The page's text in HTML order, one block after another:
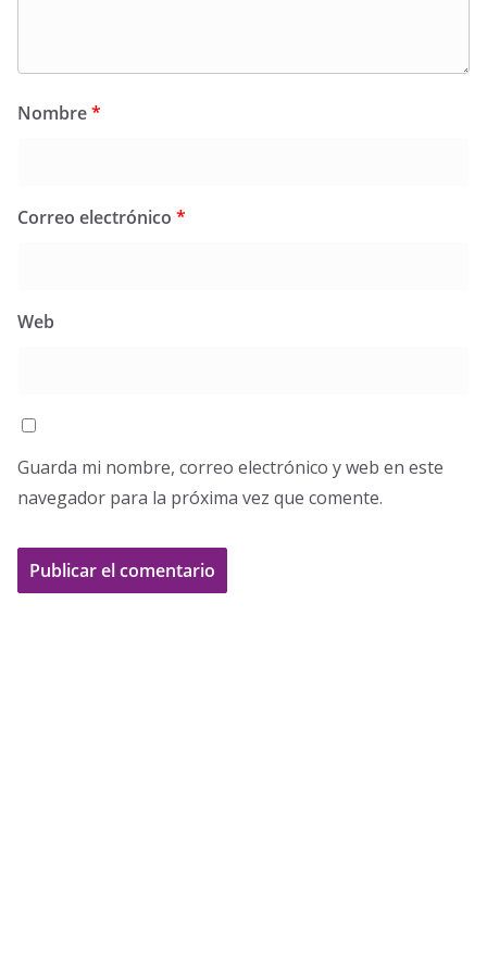
Nombre*
Correo electrónico *
Web
Guarda mi nombre, correo electrónico y web en este
navegador para la próxima vez que comente.